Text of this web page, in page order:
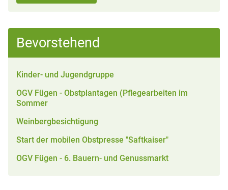
Bevorstehend
Kinder- und Jugendgruppe
OGV Fügen - Obstplantagen (Pflegearbeiten im
Sommer
Weinbergbesichtigung
Start der mobilen Obstpresse "Saftkaiser"
OGV Fügen - 6. Bauern- und Genussmarkt